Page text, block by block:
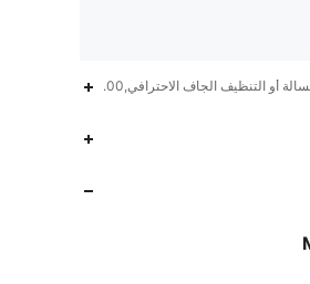
الجاف الاحترافي,100% البوليستر